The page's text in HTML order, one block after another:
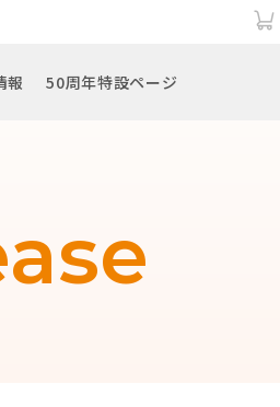
報 50周年特設ページ